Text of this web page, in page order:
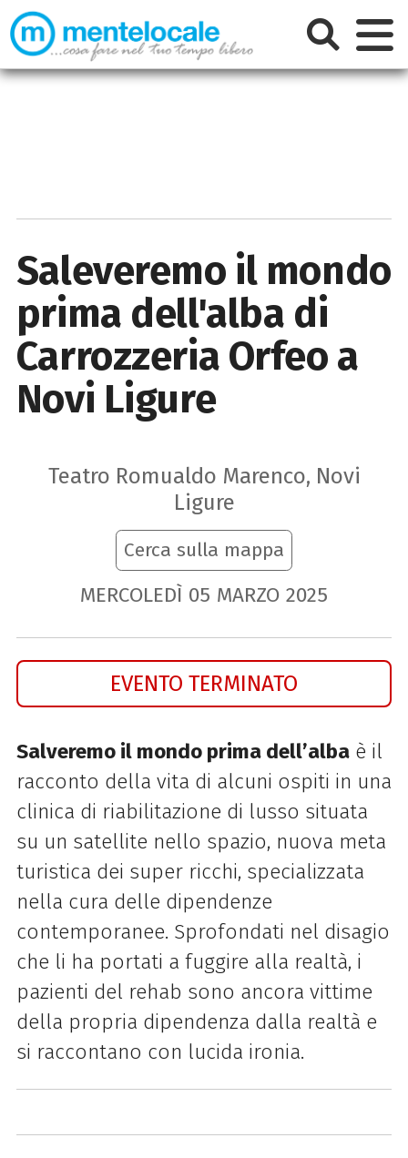
Saleveremo il mondo
prima dell'alba di
Carrozzeria Orfeo a
Novi Ligure
Teatro Romualdo Marenco, Novi
Ligure
Cerca sulla mappa
MERCOLEDÌ 05 MARZO 2025
EVENTO TERMINATO
Salveremo il mondo prima dell’albaè il
racconto della vita di alcuni ospiti in una
clinica di riabilitazione di lusso situata
su un satellite nello spazio, nuova meta
turistica dei super ricchi, specializzata
nella cura delle dipendenze
contemporanee. Sprofondati nel disagio
che li ha portati a fuggire alla realtà, i
pazienti del rehab sono ancora vittime
della propria dipendenza dalla realtà e
si raccontano con lucida ironia.